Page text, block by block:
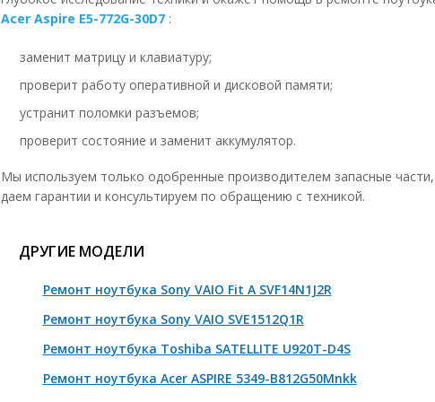
Замена кулера
Восстановление кулера
Замена термо интерфейсов 1шт.
Замена клавиатуры без полной разборки
Замена топ кейса
1300
Замена матрицы
Ремонт платы подсветки (инвертор)
Змена платы подсветки (инвертор)
Замена лампы подсветки
Замена светодиодной подсветки
Acer Aspire E5-772G-30D7 :
заменит матрицу и клавиатуру;
проверит работу оперативной и дисковой памяти;
устранит поломки разъемов;
проверит состояние и заменит аккумулятор.
Мы используем только одобренные производителем запасные части,
даем гарантии и консультируем по обращению с техникой.
ДРУГИЕ МОДЕЛИ
Ремонт ноутбука Sony VAIO Fit A SVF14N1J2R
Ремонт ноутбука Sony VAIO SVE1512Q1R
Ремонт ноутбука Toshiba SATELLITE U920T-D4S
Ремонт ноутбука Acer ASPIRE 5349-B812G50Mnkk